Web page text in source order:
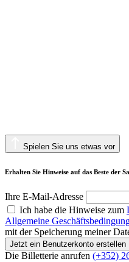
Spielen Sie uns etwas vor
Erhalten Sie Hinweise auf das Beste der
Ihre E-Mail-Adresse
Ich habe die Hinweise zum
Allgemeine
mit der Speicherung meiner
Jetzt ein Benutzerkonto erstellen
Die Billetterie anrufen (+352)